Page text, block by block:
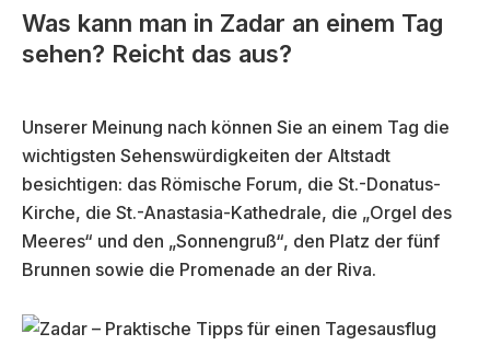
Was kann man in Zadar an einem Tag
sehen? Reicht das aus?
Unserer Meinung nach können Sie an einem Tag die
wichtigsten Sehenswürdigkeiten der Altstadt
besichtigen: das Römische Forum, die St.-Donatus-
Kirche, die St.-Anastasia-Kathedrale, die „Orgel des
Meeres“ und den „Sonnengruß“, den Platz der fünf
Brunnen sowie die Promenade an der Riva.